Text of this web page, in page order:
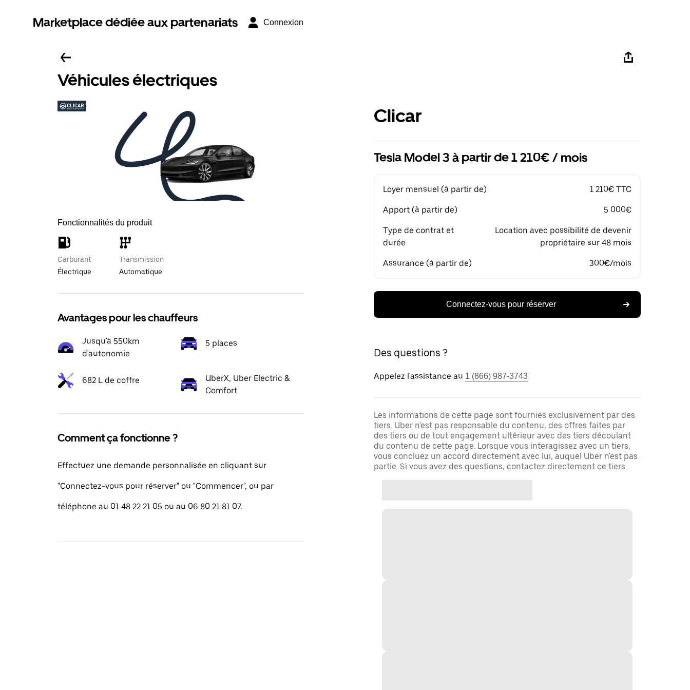
Marketplace dédiée aux partenariats Connexion
Véhicules électriques
Fonctionnalités du produit
Carburant
Électrique
Transmission
Automatique
Avantages pour les chauffeurs
Jusqu'à 550km
d'autonomie
5 places
682 L de coffre
UberX, Uber Electric &
Comfort
Comment ça fonctionne ?
Effectuez une demande personnalisée en cliquant sur
"Connectez-vous pour réserver" ou "Commencer", ou par
téléphone au 01 48 22 21 05 ou au 06 80 21 81 07.
Clicar
Tesla Model 3 à partir de 1 210€ / mois
Loyer mensuel (à partir de) 1 210€ TTC
Apport (à partir de) 5 000€
Type de contrat et
durée
Location avec possibilité de devenir
propriétaire sur 48 mois
Assurance (à partir de) 300€/mois
Connectez-vous pour réserver
Des questions ?
Appelez l'assistance au 1 (866) 987-3743
Les informations de cette page sont fournies exclusivement par des
tiers. Uber n'est pas responsable du contenu, des offres faites par
des tiers ou de tout engagement ultérieur avec des tiers découlant
du contenu de cette page. Lorsque vous interagissez avec un tiers,
vous concluez un accord directement avec lui, auquel Uber n'est pas
partie. Si vous avez des questions, contactez directement ce tiers.